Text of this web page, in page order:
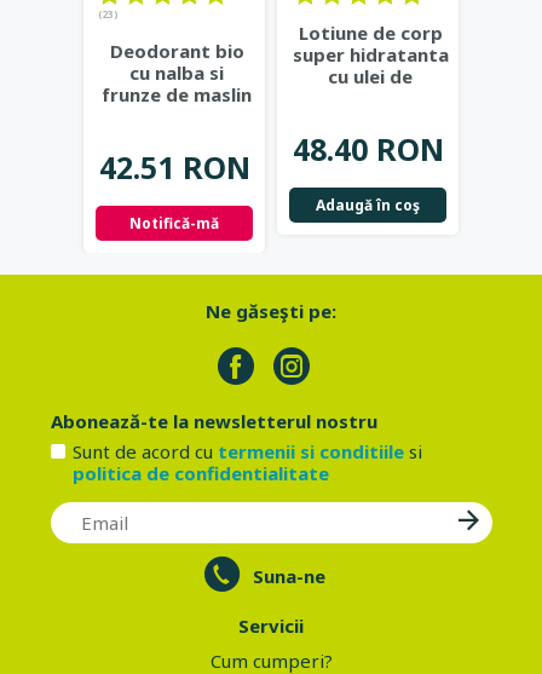
(23)
Deodorant bio
cu nalba si
frunze de maslin
42.51 RON
Notifică-mă
Lotiune de corp
super hidratanta
cu ulei de
48.40 RON
Adaugă în coş
Ne găseşti pe:
Abonează-te la newsletterul nostru
Sunt de acord cu termenii si conditiilesi
politica de confidentialitate
Suna-ne
Servicii
Cum cumperi?